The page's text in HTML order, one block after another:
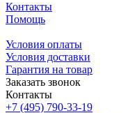
Контакты
Помощь
Условия оплаты
Условия доставки
Гарантия на товар
Заказать звонок
Контакты
+7 (495) 790-33-19